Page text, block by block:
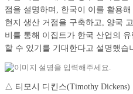
점을 설명하며, 한국이 이를 활용
현지 생산 거점을 구축하고, 양국
비를 통해 이집트가 한국 산업의
할 수 있기를 기대한다고 설명했습
△ 티모시 디킨스(Timothy